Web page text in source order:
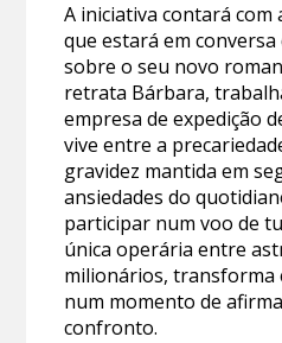
A iniciativa contará com
que estará em
sobre o seu novo
retrata Bárbara,
empresa de expedição
vive entre a
gravidez mantida em
ansiedades do
participar num voo de
única operária entre
milionários, transforma
num momento de
confronto.